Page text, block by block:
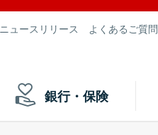
ニュースリリース よくあるご質
銀行・保険